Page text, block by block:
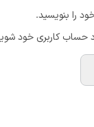
را بنویسید.
حساب کاربری خود